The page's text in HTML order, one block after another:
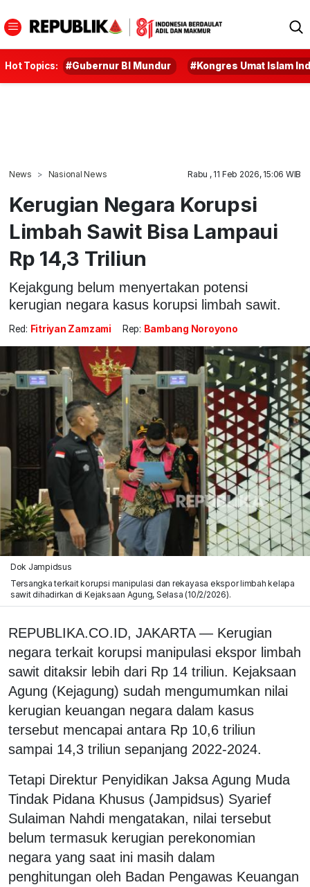
Hot Topics: #Gubernur BI Mundur #Kongres Umat Islam
News Nasional News Rabu , 11 Feb 2026, 15:06 WIB
Kerugian Negara Korupsi
Limbah Sawit Bisa Lampaui
Rp 14,3 Triliun
Kejakgung belum menyertakan potensi
kerugian negara kasus korupsi limbah sawit.
Red: Fitriyan Zamzami Rep: Bambang Noroyono
Dok Jampidsus
Tersangka terkait korupsi manipulasi dan rekayasa ekspor limbah kelapa
sawit dihadirkan di Kejaksaan Agung, Selasa (10/2/2026).
REPUBLIKA.CO.ID, JAKARTA — Kerugian
negara terkait korupsi manipulasi ekspor limbah
sawit ditaksir lebih dari Rp 14 triliun. Kejaksaan
Agung (Kejagung) sudah mengumumkan nilai
kerugian keuangan negara dalam kasus
tersebut mencapai antara Rp 10,6 triliun
sampai 14,3 triliun sepanjang 2022-2024.
Tetapi Direktur Penyidikan Jaksa Agung Muda
Tindak Pidana Khusus (Jampidsus) Syarief
Sulaiman Nahdi mengatakan, nilai tersebut
belum termasuk kerugian perekonomian
negara yang saat ini masih dalam
penghitungan oleh Badan Pengawas Keuangan